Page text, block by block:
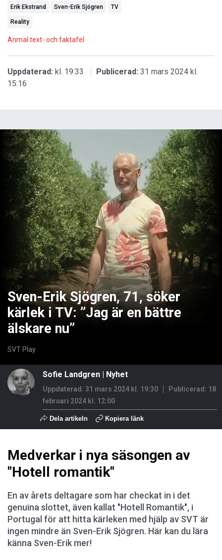
Erik Ekstrand Sven-Erik Sjögren TV
Reality
Anmäl text- och faktafel
Uppdaterad: kl. 19:33 Publicerad: 31 mars 2024 kl.
15:16
Sven-Erik Sjögren, 71, söker
kärlek i TV: ”Jag är en bättre
älskare nu”
SVT Play
Sofie Landgren | Nyhet
Uppdaterad: 31 mars 2024 kl. 19:30 Publicerad: 18
februari 2024 kl. 12:00
Dela artikeln Kopiera länk
Medverkar i nya säsongen av
"Hotell romantik"
En av årets deltagare som har checkat in i det
genuina slottet, även kallat "Hotell Romantik", i
Portugal för att hitta kärleken med hjälp av SVT är
ingen mindre än Sven-Erik Sjögren. Här kan du lära
känna Sven-Erik mer!